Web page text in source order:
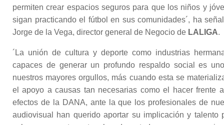
permiten crear espacios seguros para que los niños y
sigan practicando el fútbol en sus comunidades´, ha
Jorge de la Vega, director general de Negocio de LALIGA.
´La unión de cultura y deporte como industrias
capaces de generar un profundo respaldo social es
nuestros mayores orgullos, más cuando esta se
el apoyo a causas tan necesarias como el hacer frente
efectos de la DANA, ante la que los profesionales de
audiovisual han querido aportar su implicación y talento